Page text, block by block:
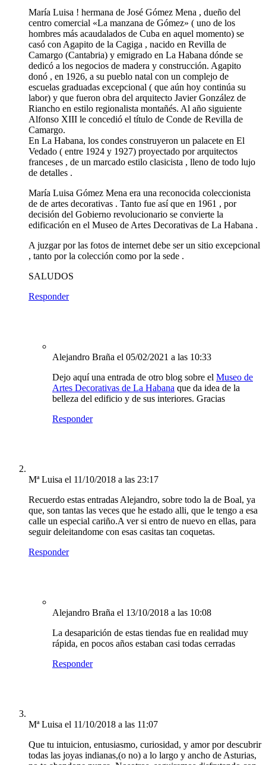
María Luisa ! hermana de José Gómez Mena , dueño del
centro comercial «La manzana de Gómez» ( uno de los
hombres más acaudalados de Cuba en aquel momento) se
casó con Agapito de la Cagiga , nacido en Revilla de
Camargo (Cantabria) y emigrado en La Habana dónde se
dedicó a los negocios de madera y construcción. Agapito
donó , en 1926, a su pueblo natal con un complejo de
escuelas graduadas excepcional ( que aún hoy continúa su
labor) y que fueron obra del arquitecto Javier González de
Riancho en estilo regionalista montañés. Al año siguiente
Alfonso XIII le concedió el título de Conde de Revilla de
Camargo.
En La Habana, los condes construyeron un palacete en El
Vedado ( entre 1924 y 1927) proyectado por arquitectos
franceses , de un marcado estilo clasicista , lleno de todo lujo
de detalles .
María Luisa Gómez Mena era una reconocida coleccionista
de de artes decorativas . Tanto fue así que en 1961 , por
decisión del Gobierno revolucionario se convierte la
edificación en el Museo de Artes Decorativas de La Habana .
A juzgar por las fotos de internet debe ser un sitio excepcional
, tanto por la colección como por la sede .
SALUDOS
Responder
Alejandro Braña el 05/02/2021 a las 10:33
Dejo aquí una entrada de otro blog sobre el Museo de
Artes Decorativas de La Habana que da idea de la
belleza del edificio y de sus interiores. Gracias
Responder
Mª Luisa el 11/10/2018 a las 23:17
Recuerdo estas entradas Alejandro, sobre todo la de Boal, ya
que, son tantas las veces que he estado alli, que le tengo a esa
calle un especial cariño.A ver si entro de nuevo en ellas, para
seguir deleitandome con esas casitas tan coquetas.
Responder
Alejandro Braña el 13/10/2018 a las 10:08
La desaparición de estas tiendas fue en realidad muy
rápida, en pocos años estaban casi todas cerradas
Responder
Mª Luisa el 11/10/2018 a las 11:07
Que tu intuicion, entusiasmo, curiosidad, y amor por descubrir
todas las joyas indianas,(o no) a lo largo y ancho de Asturias,